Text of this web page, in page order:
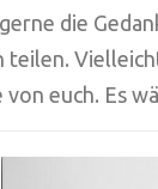
die
teilen.
euch. Es